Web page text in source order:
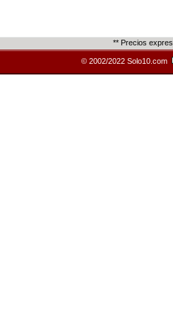
** Precios
© 2002/2022 Solo10.com